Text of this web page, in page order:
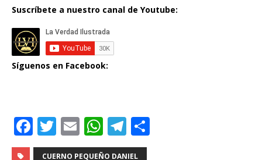
Suscríbete a nuestro canal de Youtube:
Síguenos en Facebook:
F
a
T
w
E
m
W
h
T
el
CUERNO PEQUEÑO DANIEL